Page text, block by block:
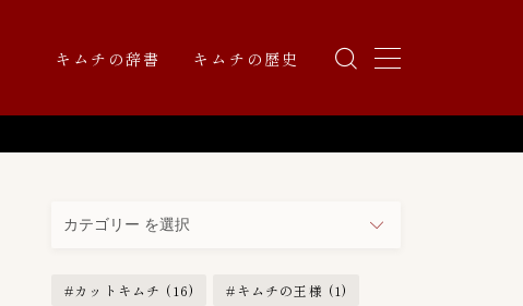
キムチの辞書 キムチの歴史
テ
リ カットキムチ (16) キムチの王様 (1)